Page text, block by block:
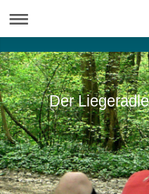
Der